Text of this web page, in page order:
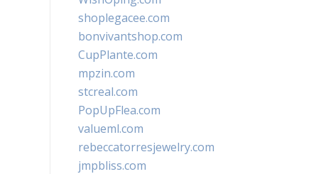
shoplegacee.com
bonvivantshop.com
CupPlante.com
mpzin.com
stcreal.com
PopUpFlea.com
valueml.com
rebeccatorresjewelry.com
jmpbliss.com